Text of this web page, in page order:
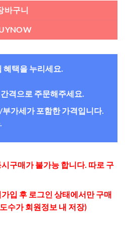
바구니
택을 누리세요.
격으로 주문해주세요.
가세가 포함한 가격입니다.
구매가 불가능 합니다. 따로 구
입 후 로그인 상태에서만 구매
수가 회원정보 내 저장)